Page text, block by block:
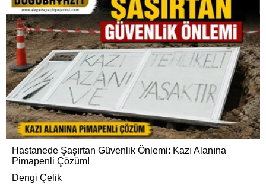
Hastanede Şaşırtan Güvenlik Önlemi: Kazı Alanına
Pimapenli Çözüm!
Dengi Çelik